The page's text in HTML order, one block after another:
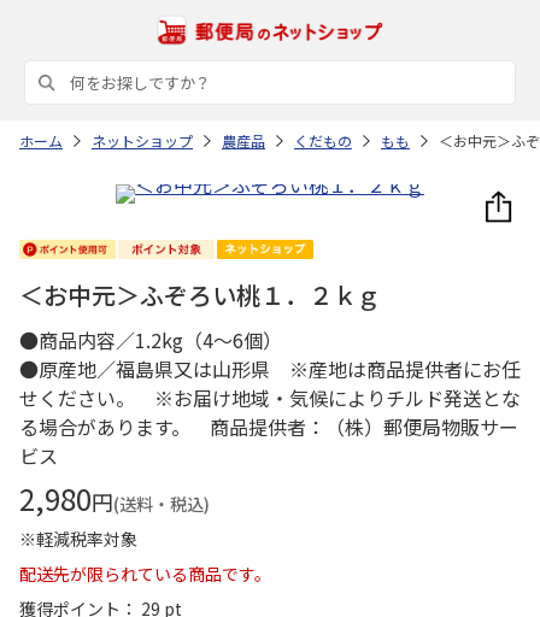
ホーム ネットショップ 農産品 くだもの もも ＜お中元＞ふ
＜お中元＞ふぞろい桃１．２ｋｇ
●商品内容／1.2kg（4～6個）
●原産地／福島県又は山形県 ※産地は商品提供者にお任
せください。 ※お届け地域・気候によりチルド発送とな
る場合があります。 商品提供者：（株）郵便局物販サー
ビス
2,980円(送料・税込)
※軽減税率対象
配送先が限られている商品です。
獲得ポイント： 29 pt